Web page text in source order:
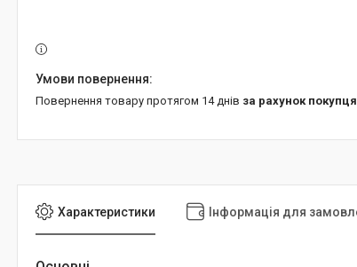
повернення товару протягом 14 днів за рахунок покупця
Характеристики Інформація для